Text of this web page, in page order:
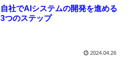
自社でAIシステムの開発を進める
3つのステップ
2024.04.26